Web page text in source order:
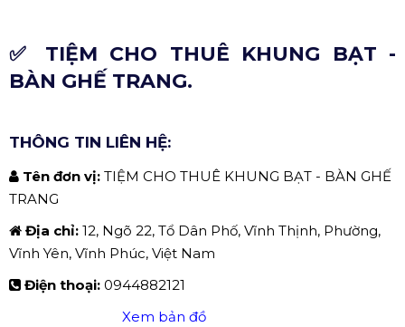
✅ TIỆM CHO THUÊ KHUNG BẠT -
BÀN GHẾ TRANG.
THÔNG TIN LIÊN HỆ:
Tên đơn vị: TIỆM CHO THUÊ KHUNG BẠT - BÀN GHẾ
TRANG
Địa chỉ: 12, Ngõ 22, Tổ Dân Phố, Vĩnh Thịnh, Phường,
Vĩnh Yên, Vĩnh Phúc, Việt Nam
Điện thoại: 0944882121
Xem bản đồ